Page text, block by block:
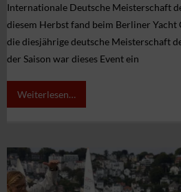
Internationale Deutsche Meisterschaft
diesem Herbst fand beim Berliner Yacht
die diesjährige deutsche Meisterschaft
der Saison war dieses Event ein
Weiterlesen…